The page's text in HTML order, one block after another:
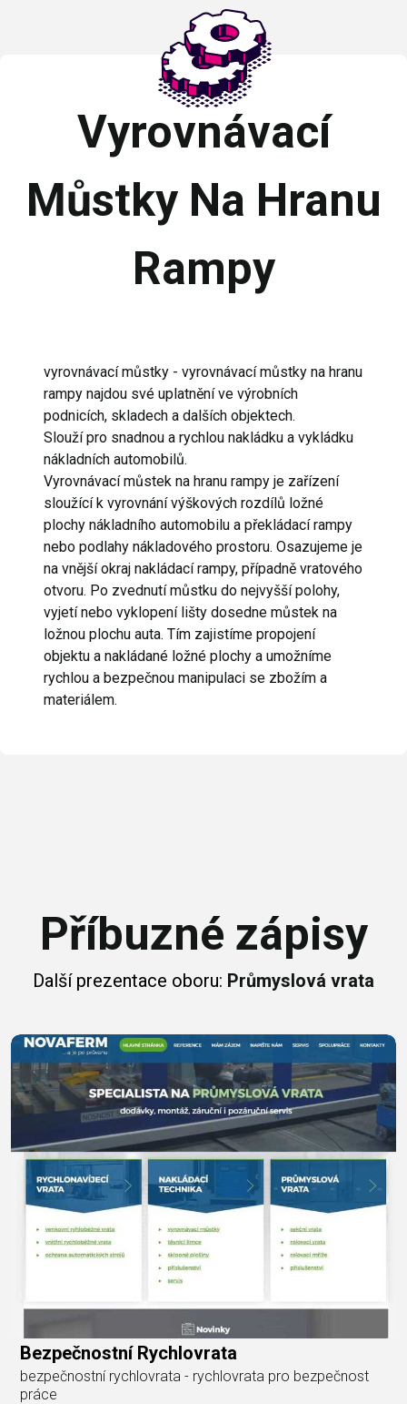
Vyrovnávací
Můstky Na Hranu
Rampy
vyrovnávací můstky - vyrovnávací můstky na hranu
rampy najdou své uplatnění ve výrobních
podnicích, skladech a dalších objektech.
Slouží pro snadnou a rychlou nakládku a vykládku
nákladních automobilů.
Vyrovnávací můstek na hranu rampy je zařízení
sloužící k vyrovnání výškových rozdílů ložné
plochy nákladního automobilu a překládací rampy
nebo podlahy nákladového prostoru. Osazujeme je
na vnější okraj nakládací rampy, případně vratového
otvoru. Po zvednutí můstku do nejvyšší polohy,
vyjetí nebo vyklopení lišty dosedne můstek na
ložnou plochu auta. Tím zajistíme propojení
objektu a nakládané ložné plochy a umožníme
rychlou a bezpečnou manipulaci se zbožím a
materiálem.
Příbuzné zápisy
Další prezentace oboru: Průmyslová vrata
Bezpečnostní Rychlovrata
bezpečnostní rychlovrata - rychlovrata pro bezpečnost
práce